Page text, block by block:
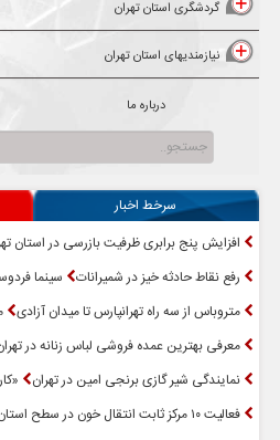
گردشگری استان تهران
نیازمندیهای استان تهران
درباره ما
سرخط اخبار
افزایش پنج برابری ظرفیت بازرسی در استان
رفع نقاط حادثه خیز در شمیرانات
سینما
متروباس از سه راه تهرانپارس تا میدان آزادی
معرفی بهترین عمده فروشی لباس زنانه در
نمایندگی شیر گازی برنجی امین در تهران
فعالیت ۱۰ مرکز ثابت انتقال خون در سطح استان تهران